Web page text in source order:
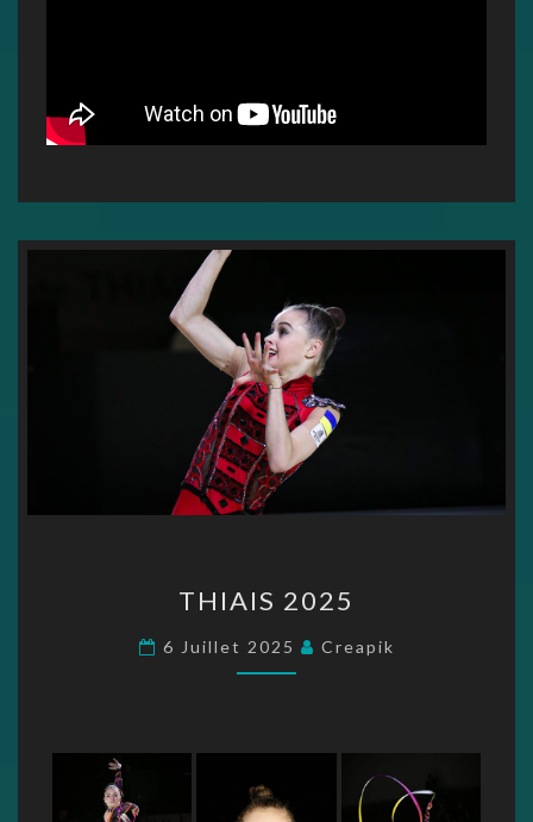
2025
THIAIS 2025
6 Juillet 2025 Creapik